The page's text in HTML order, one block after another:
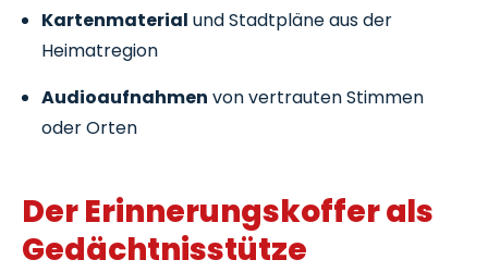
Kartenmaterial und Stadtpläne aus der
Heimatregion
Audioaufnahmen von vertrauten Stimmen
oder Orten
Der Erinnerungskoffer als
Gedächtnisstütze